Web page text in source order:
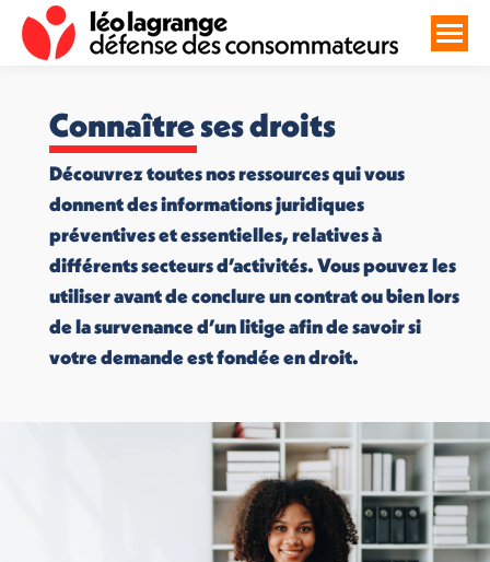
Connaître ses droits
Découvrez toutes nos ressources qui vous
donnent des informations juridiques
préventives et essentielles, relatives à
différents secteurs d’activités. Vous pouvez les
utiliser avant de conclure un contrat ou bien lors
de la survenance d’un litige afin de savoir si
votre demande est fondée en droit.